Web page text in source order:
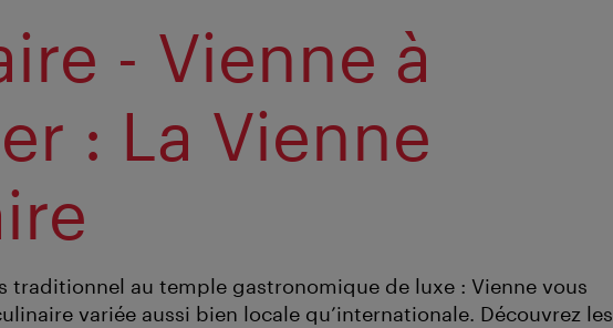
- Vienne à
: La Vienne
traditionnel au temple gastronomique de luxe : Vienne vous
variée aussi bien locale qu’internationale. Découvrez les